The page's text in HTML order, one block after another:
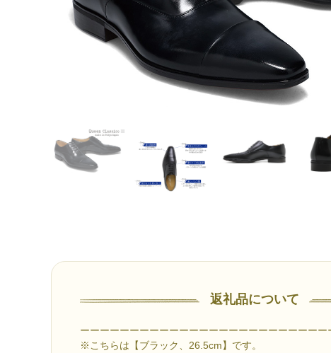
返礼品について
ーーーーーーーーーーーーーーーーーーーーーーーーー
※こちらは【ブラック、26.5cm】です。